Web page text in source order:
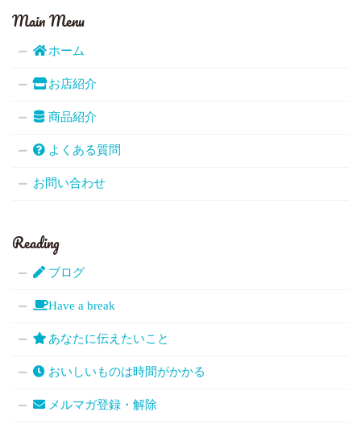
Main Menu
ホーム
お店紹介
商品紹介
よくある質問
お問い合わせ
Reading
ブログ
Have a break
あなたに伝えたいこと
おいしいものは時間がかかる
メルマガ登録・解除